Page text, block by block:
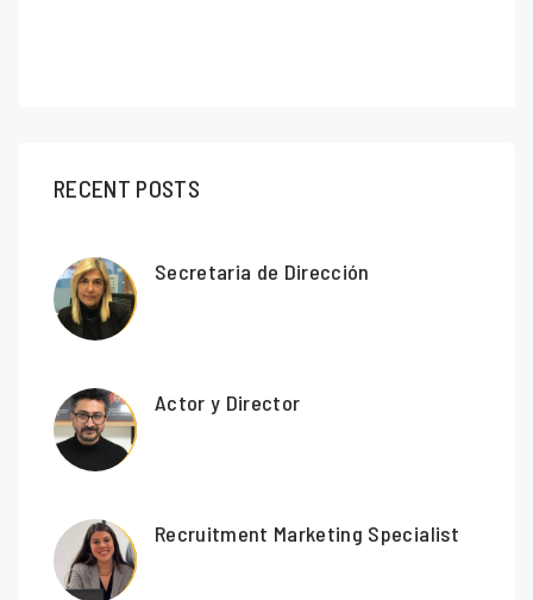
RECENT POSTS
Secretaria de Dirección
Actor y Director
Recruitment Marketing Specialist